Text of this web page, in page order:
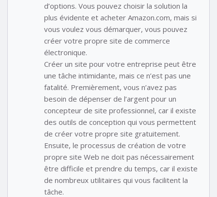
d’options. Vous pouvez choisir la solution la
plus évidente et acheter Amazon.com, mais si
vous voulez vous démarquer, vous pouvez
créer votre propre site de commerce
électronique.
Créer un site pour votre entreprise peut être
une tâche intimidante, mais ce n’est pas une
fatalité. Premièrement, vous n’avez pas
besoin de dépenser de l’argent pour un
concepteur de site professionnel, car il existe
des outils de conception qui vous permettent
de créer votre propre site gratuitement.
Ensuite, le processus de création de votre
propre site Web ne doit pas nécessairement
être difficile et prendre du temps, car il existe
de nombreux utilitaires qui vous facilitent la
tâche.